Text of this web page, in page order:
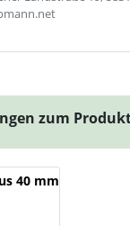
zum
40 mm